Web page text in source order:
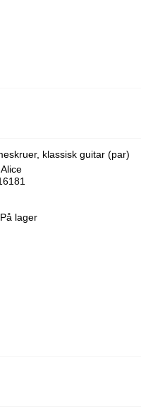
klassisk guitar (par)
Alice
På lager